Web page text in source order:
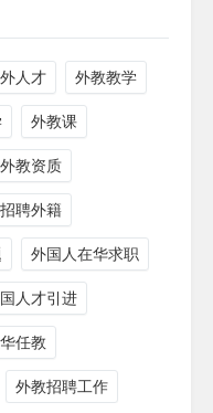
人才 外教教学
外教课
外教资质
招聘外籍
外国人在华求职
人才引进
任教
外教招聘工作